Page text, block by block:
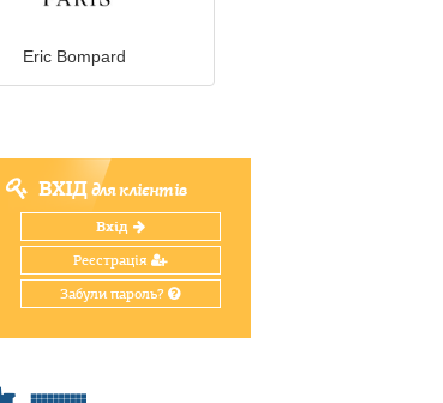
Eric Bompard
ВХІДдля клієнтів
Вхід
Реєстрація
Забули пароль?